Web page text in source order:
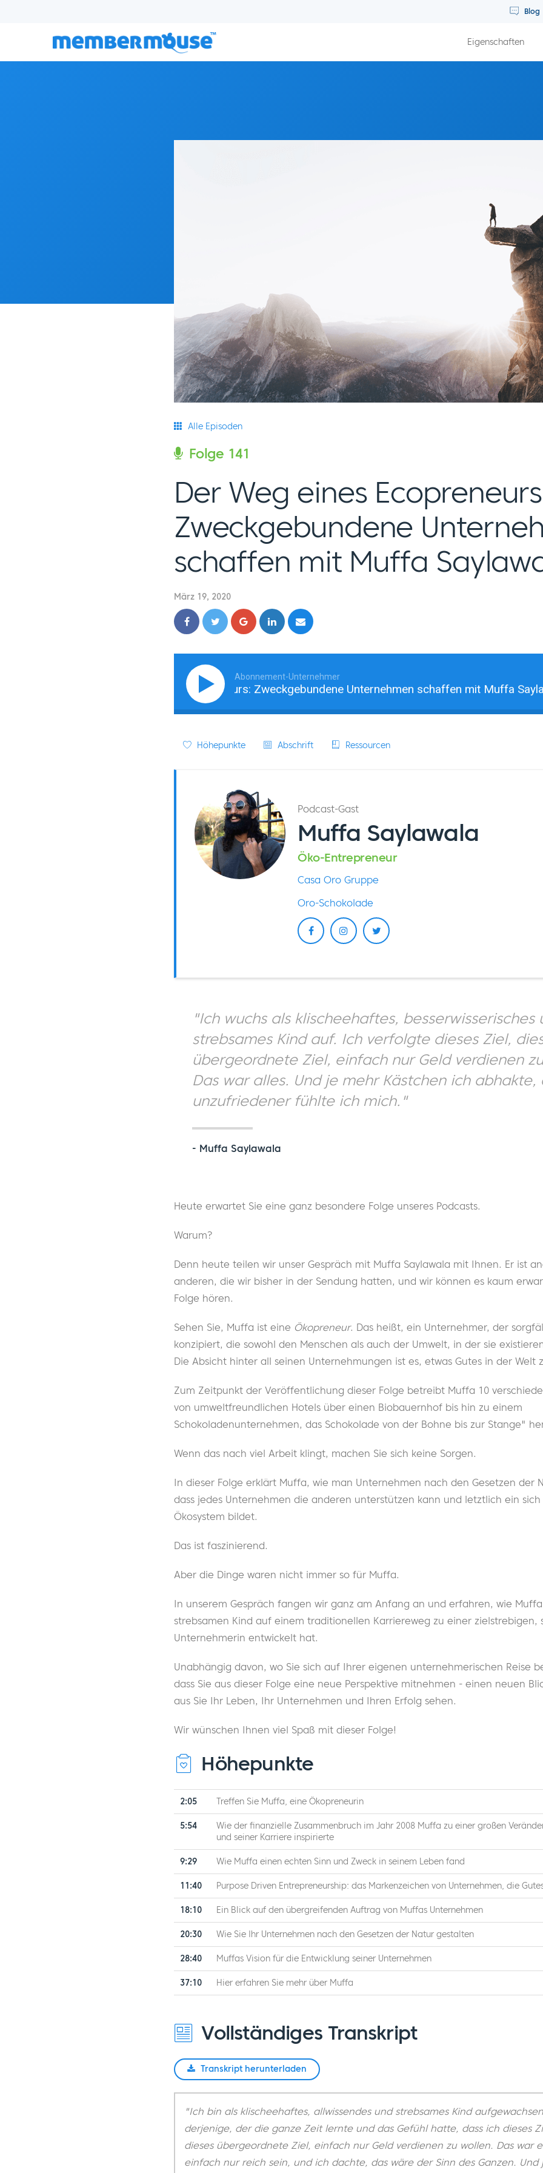
Blog
Eigenschaften
Folge 141: Der Weg eines Ecopreneurs: Zweckgebundene Unternehmen schaffen mit Muffa Saylawala
Alle Episoden
Folge 141
Der Weg eines
Zweckgebundene
schaffen mit Muffa
März 19, 2020
Abonnement-Unternehmer
Der Weg eines Ecopreneurs: Zweckgebundene Unternehmen schaffen mit Muffa Saylawala
Höhepunkte Abschrift Ressourcen
Podcast-Gast
Muffa Saylawala
Öko-Entrepreneur
Casa Oro Gruppe
Oro-Schokolade
"Ich wuchs als klischeehaftes, besserwisserisches
strebsames Kind auf. Ich verfolgte dieses Ziel,
übergeordnete Ziel, einfach nur Geld verdienen
Das war alles. Und je mehr Kästchen ich abhakte,
unzufriedener fühlte ich mich."
- Muffa Saylawala
Heute erwartet Sie eine ganz besondere Folge unseres Podcasts.
Warum?
Denn heute teilen wir unser Gespräch mit Muffa Saylawala mit Ihnen. Er ist
anderen, die wir bisher in der Sendung hatten, und wir können es kaum
Folge hören.
Sehen Sie, Muffa ist eine Ökopreneur. Das heißt, ein Unternehmer, der
konzipiert, die sowohl den Menschen als auch der Umwelt, in der sie
Die Absicht hinter all seinen Unternehmungen ist es, etwas Gutes in der Welt
Zum Zeitpunkt der Veröffentlichung dieser Folge betreibt Muffa 10
von umweltfreundlichen Hotels über einen Biobauernhof bis hin zu einem
Schokoladenunternehmen, das Schokolade von der Bohne bis zur Stange"
Wenn das nach viel Arbeit klingt, machen Sie sich keine Sorgen.
In dieser Folge erklärt Muffa, wie man Unternehmen nach den Gesetzen der
dass jedes Unternehmen die anderen unterstützen kann und letztlich ein
Ökosystem bildet.
Das ist faszinierend.
Aber die Dinge waren nicht immer so für Muffa.
In unserem Gespräch fangen wir ganz am Anfang an und erfahren, wie
strebsamen Kind auf einem traditionellen Karriereweg zu einer zielstrebigen,
Unternehmerin entwickelt hat.
Unabhängig davon, wo Sie sich auf Ihrer eigenen unternehmerischen Reise
dass Sie aus dieser Folge eine neue Perspektive mitnehmen - einen neuen
aus Sie Ihr Leben, Ihr Unternehmen und Ihren Erfolg sehen.
Wir wünschen Ihnen viel Spaß mit dieser Folge!
Höhepunkte
2:05 Treffen Sie Muffa, eine Ökopreneurin
5:54
Wie der finanzielle Zusammenbruch im Jahr 2008 Muffa zu einer großen
und seiner Karriere inspirierte
9:29 Wie Muffa einen echten Sinn und Zweck in seinem Leben fand
11:40 Purpose Driven Entrepreneurship: das Markenzeichen von Unternehmen, die
18:10 Ein Blick auf den übergreifenden Auftrag von Muffas Unternehmen
20:30 Wie Sie Ihr Unternehmen nach den Gesetzen der Natur gestalten
28:40 Muffas Vision für die Entwicklung seiner Unternehmen
37:10 Hier erfahren Sie mehr über Muffa
Vollständiges Transkript
Transkript herunterladen
"Ich bin als klischeehaftes, allwissendes und strebsames Kind
derjenige, der die ganze Zeit lernte und das Gefühl hatte, dass ich dieses
dieses übergeordnete Ziel, einfach nur Geld verdienen zu wollen. Das war
einfach nur reich sein, und ich dachte, das wäre der Sinn des Ganzen. Und